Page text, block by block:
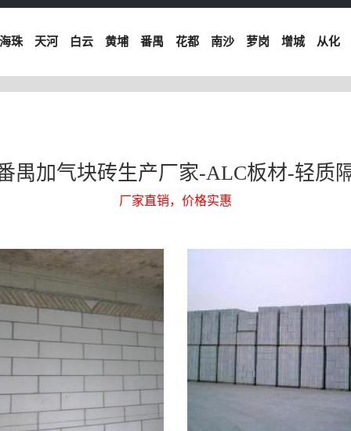
海珠 天河 白云 黄埔 番禺 花都 南沙 萝岗 增城 从化
禺加气块砖生产厂家-ALC板材-轻质
厂家直销，价格实惠